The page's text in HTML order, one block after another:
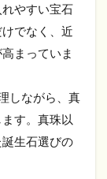
やすい宝石
でなく、近
まっていま
しながら、真
す。真珠以
生石選びの